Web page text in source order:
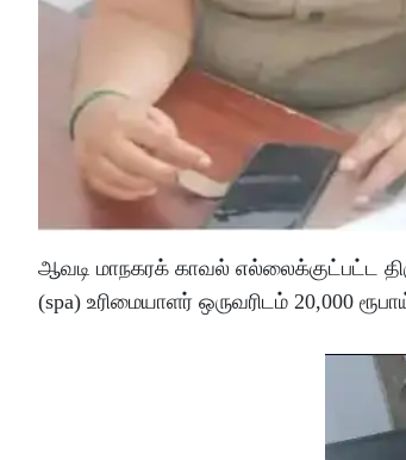
ஆவடி மாநகரக் காவல் எல்லைக்குட்பட்ட
(spa) உரிமையாளர் ஒருவரிடம் 20,000